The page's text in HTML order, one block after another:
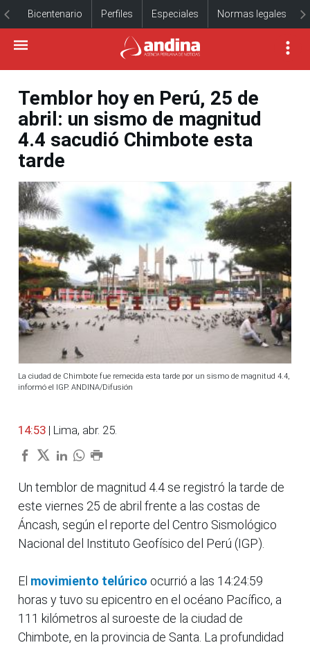
Bicentenario Perfiles Especiales Normas legales
Temblor hoy en Perú, 25 de
abril: un sismo de magnitud
4.4 sacudió Chimbote esta
tarde
La ciudad de Chimbote fue remecida esta tarde por un sismo de magnitud 4.4,
informó el IGP. ANDINA/Difusión
14:53 | Lima, abr. 25.
Un temblor de magnitud 4.4 se registró la tarde de
este viernes 25 de abril frente a las costas de
Áncash, según el reporte del Centro Sismológico
Nacional del Instituto Geofísico del Perú (IGP).
El movimiento telúrico ocurrió a las 14:24:59
horas y tuvo su epicentro en el océano Pacífico, a
111 kilómetros al suroeste de la ciudad de
Chimbote, en la provincia de Santa. La profundidad